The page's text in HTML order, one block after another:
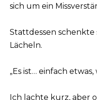
sich um ein
Stattdessen schenkte
Lächeln.
„Es ist… einfach
Ich lachte kurz, aber